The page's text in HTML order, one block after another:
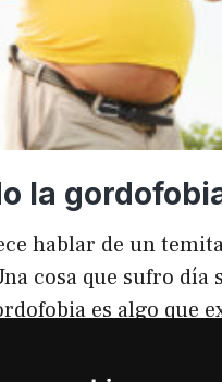
el
SEO
la
hablar de un
cosa que sufro
es algo que
anuncio). Nos están